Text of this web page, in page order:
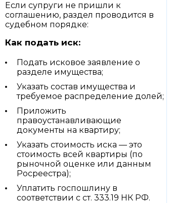
Если супруги не пришли к
соглашению, раздел проводится в
судебном порядке:
Как подать иск:
Подать исковое заявление о
разделе имущества;
Указать состав имущества и
требуемое распределение долей;
Приложить
правоустанавливающие
документы на квартиру;
Указать стоимость иска — это
стоимость всей квартиры (по
рыночной оценке или данным
Росреестра);
Уплатить госпошлину в
соответствии с ст. 333.19 НК РФ.